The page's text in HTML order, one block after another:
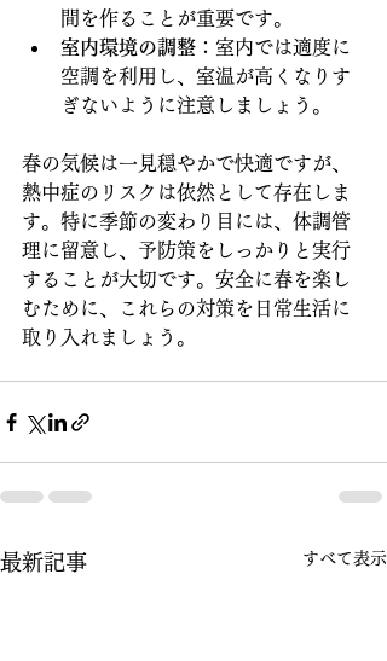
間を作ることが重要です。
室内環境の調整 ：室内では適度に
空調を利用し、室温が高くなりす
ぎないように注意しましょう。
春の気候は一見穏やかで快適ですが、
熱中症のリスクは依然として存在しま
す。特に季節の変わり目には、体調管
理に留意し、予防策をしっかりと実行
することが大切です。安全に春を楽し
むために、これらの対策を日常生活に
取り入れましょう。
最新記事 すべて表示